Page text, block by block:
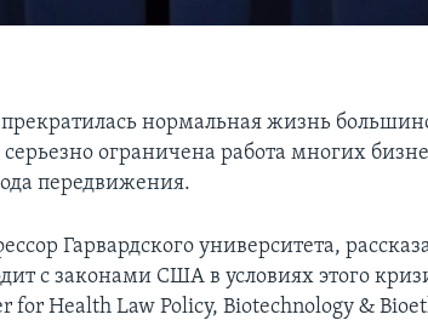
нормальная жизнь
ограничена работа многих
передвижения.
Гарвардского университета,
с законами США в условиях этого
for Health Law Policy, Biotechnology &